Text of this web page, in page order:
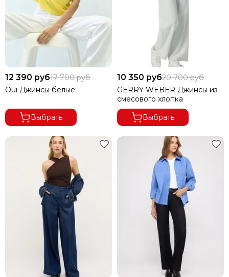
12 390 руб17 700 руб
Oui Джинсы белые
Выбрать
10 350 руб20 700 руб
GERRY WEBER Джинсы из
смесового хлопка
Выбрать